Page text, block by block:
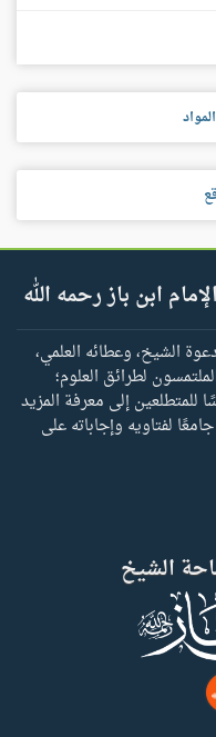
ابن باز رحمه الله
الشيخ، وعطائه العلمي،
لطرائق العلوم؛
للمتطلعين إلى معرفة المزيد
لفتاويه وإجاباته على
الشيخ